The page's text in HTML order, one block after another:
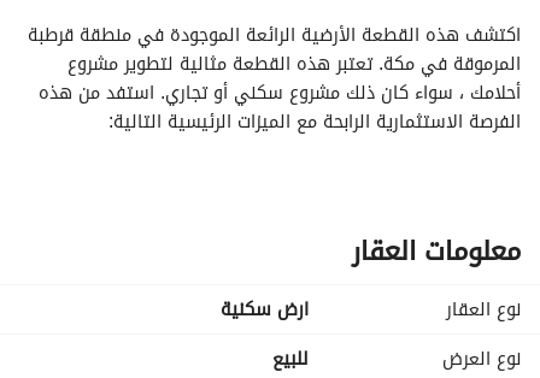
الفرصة الاستثمارية الرابحة مع الميزات الرئيسية التالية:
- الغرض: البيع
- المدينة: مكة
- الموقع: قرطبة
- المرافق: الكهرباء
معلومات العقار
نوع العقار
ارض سكنية
نوع العرض
للبيع